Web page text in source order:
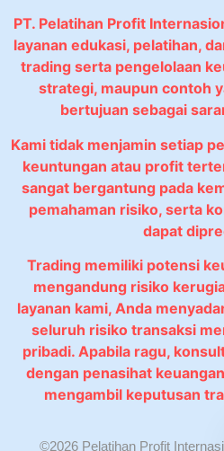
PT. Pelatihan Profit
layanan edukasi, pelatihan,
trading serta pengelolaan
strategi, maupun contoh
bertujuan sebagai
Kami tidak menjamin setiap
keuntungan atau profit
sangat bergantung pada
pemahaman risiko, serta
dapat
Trading memiliki potensi
mengandung risiko
layanan kami, Anda
seluruh risiko transaksi
pribadi. Apabila ragu,
dengan penasihat
mengambil keputusan
©2026 Pelatihan Profit